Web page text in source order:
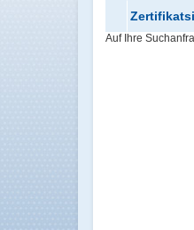
Auf Ihre